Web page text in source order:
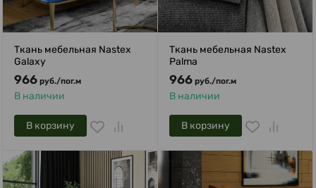
Ткань мебельная Nastex
Galaxy
966 руб./пог.м
В наличии
В корзину
Ткань мебельная Nastex
Palma
966 руб./пог.м
В наличии
В корзину